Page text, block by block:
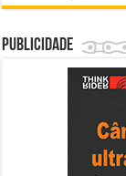
Publicidade